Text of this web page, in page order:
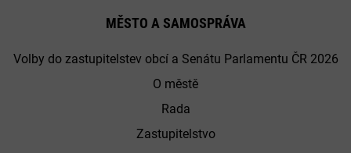
MĚSTO A SAMOSPRÁVA
Volby do zastupitelstev obcí a Senátu Parlamentu ČR 2026
O městě
Rada
Zastupitelstvo